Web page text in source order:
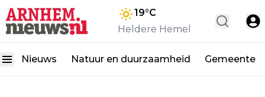
19°C
Heldere Hemel
Nieuws Natuur en duurzaamheid Gemeente